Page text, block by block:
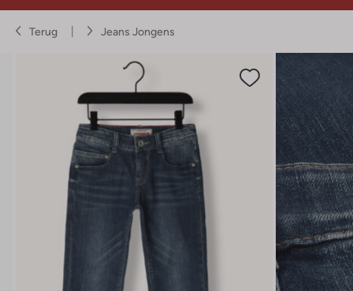
Terug Jeans Jongens